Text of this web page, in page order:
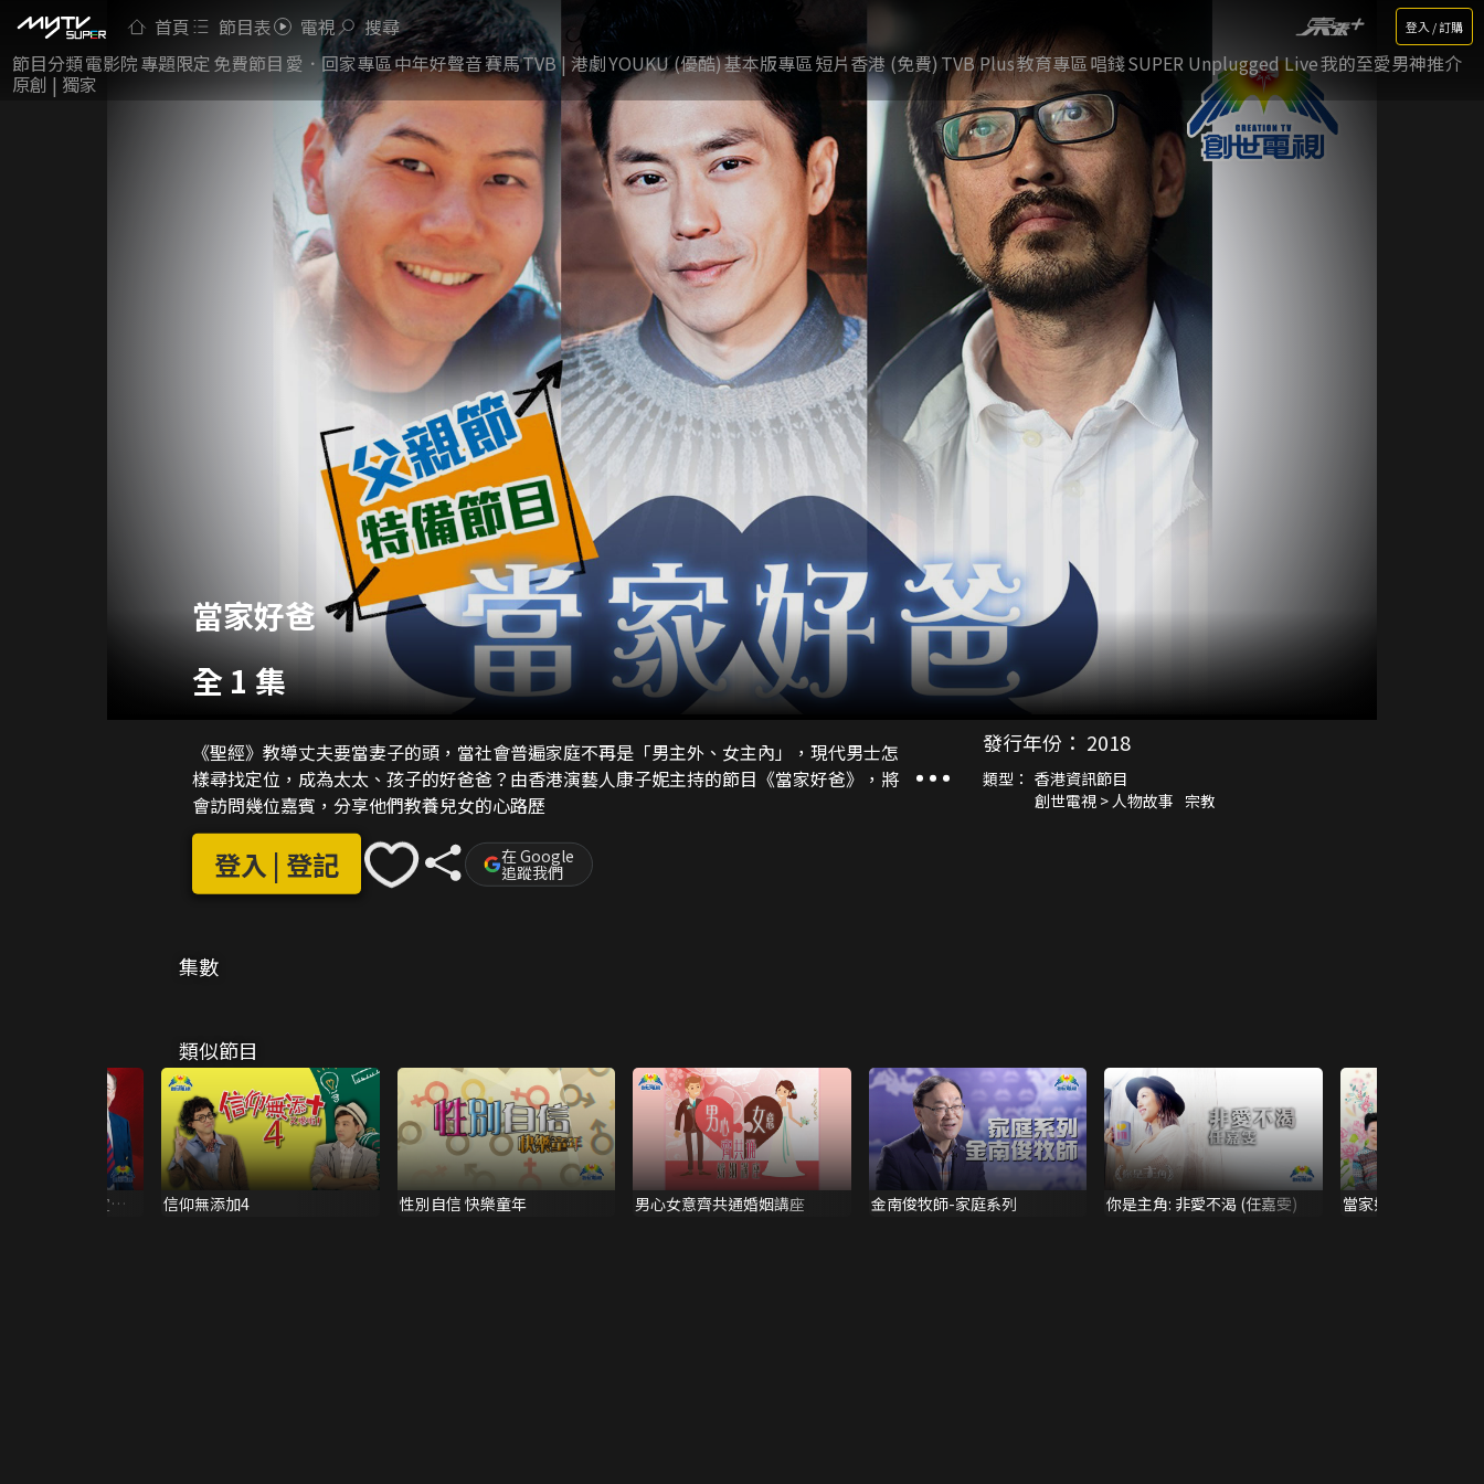
首頁 節目表 電視 搜尋 登入 / 訂購
節目分類電影院專題限定 免費節目 愛．回家專區中年好聲音賽馬TVB | 港劇YOUKU (優酷)基本版專區短片香港 (免費)TVB Plus教育專區唱錢SUPER Unplugged Live我的至愛男神推介
原創 | 獨家
當家好爸
全 1 集
《聖經》教導丈夫要當妻子的頭，當社會普遍家庭不再是「男主外、女主內」，現代男士怎
樣尋找定位，成為太太、孩子的好爸爸？由香港演藝人康子妮主持的節目《當家好爸》，將
會訪問幾位嘉賓，分享他們教養兒女的心路歷
登入 | 登記 在 Google
追蹤我們
發行年份： 2018
類型： 香港資訊節目
創世電視 > 人物故事 宗教
集數
類似節目
帝的形象-吳宣倫 信仰無添加4 性別自信 快樂童年 男心女意齊共通婚姻講座 金南俊牧師-家庭系列 你是主角: 非愛不渴 (任嘉雯) 當家好媽